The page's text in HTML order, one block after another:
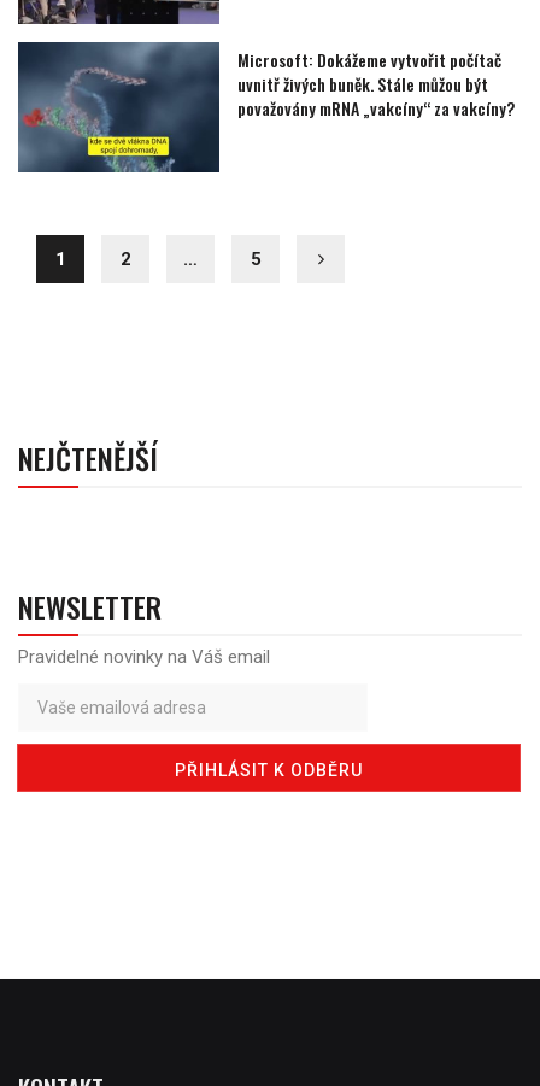
Microsoft: Dokážeme vytvořit počítač
uvnitř živých buněk. Stále můžou být
považovány mRNA „vakcíny“ za vakcíny?
1 2 … 5
NEJČTENĚJŠÍ
NEWSLETTER
Pravidelné novinky na Váš email